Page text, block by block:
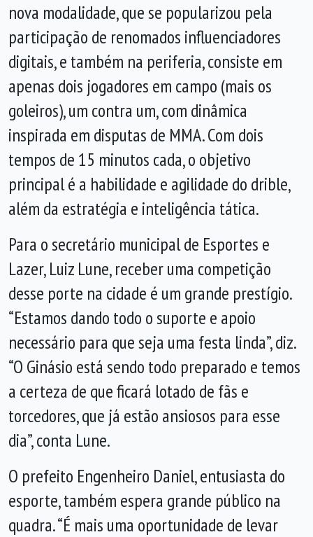
nova modalidade, que se popularizou pela
participação de renomados influenciadores
digitais, e também na periferia, consiste em
apenas dois jogadores em campo (mais os
goleiros), um contra um, com dinâmica
inspirada em disputas de MMA. Com dois
tempos de 15 minutos cada, o objetivo
principal é a habilidade e agilidade do drible,
além da estratégia e inteligência tática.
Para o secretário municipal de Esportes e
Lazer, Luiz Lune, receber uma competição
desse porte na cidade é um grande prestígio.
“Estamos dando todo o suporte e apoio
necessário para que seja uma festa linda”, diz.
“O Ginásio está sendo todo preparado e temos
a certeza de que ficará lotado de fãs e
torcedores, que já estão ansiosos para esse
dia”, conta Lune.
O prefeito Engenheiro Daniel, entusiasta do
esporte, também espera grande público na
quadra. “É mais uma oportunidade de levar